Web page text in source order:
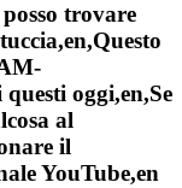
trovare
oggi,en,Se
al
il
YouTube,en